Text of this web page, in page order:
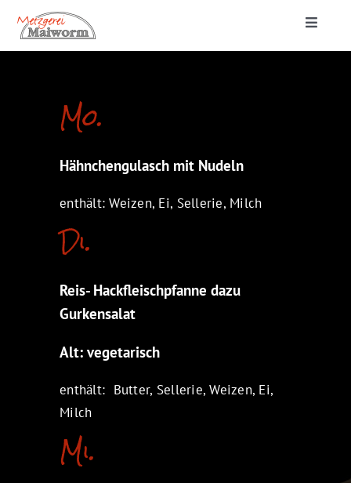
Inhalt
springen
Toggle
Lieferung & Catering
Metzgerei
Mo.
Hähnchengulasch mit Nudeln
enthält: Weizen, Ei, Sellerie, Milch
Di.
Reis- Hackfleischpfanne dazu
Gurkensalat
Alt: vegetarisch
enthält: Butter, Sellerie, Weizen, Ei,
Milch
Mi.